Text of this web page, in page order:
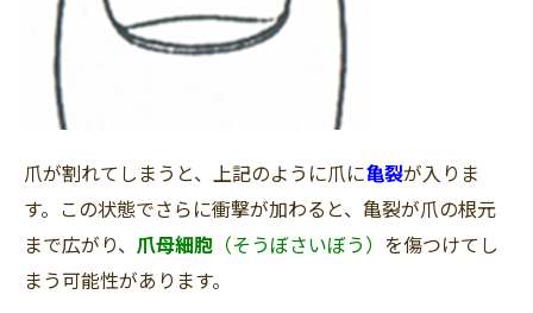
爪が割れてしまうと、上記のように爪に亀裂が入りま
す。この状態でさらに衝撃が加わると、 亀裂が爪の根元
まで広がり、 爪母細胞 （そうぼさいぼう） を傷つけてし
まう可能性があります。